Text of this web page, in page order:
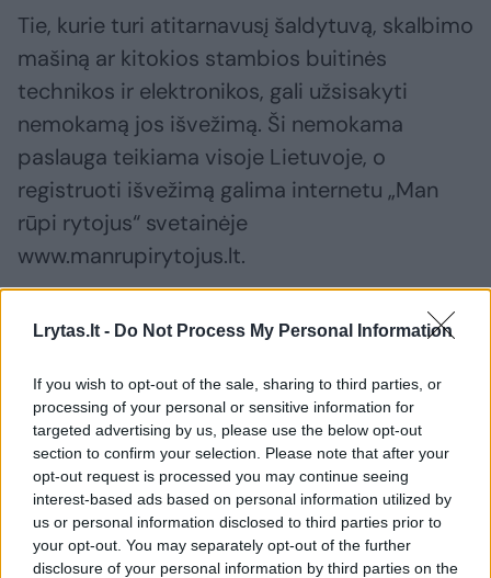
Lrytas.lt - Do Not Process My Personal Information
If you wish to opt-out of the sale, sharing to third parties, or
processing of your personal or sensitive information for
targeted advertising by us, please use the below opt-out
section to confirm your selection. Please note that after your
opt-out request is processed you may continue seeing
interest-based ads based on personal information utilized by
us or personal information disclosed to third parties prior to
your opt-out. You may separately opt-out of the further
disclosure of your personal information by third parties on the
Tie, kurie turi atitarnavusį šaldytuvą, skalbimo
mašiną ar kitokios stambios buitinės
technikos ir elektronikos, gali užsisakyti
nemokamą jos išvežimą. Ši nemokama
paslauga teikiama visoje Lietuvoje, o
registruoti išvežimą galima internetu „Man
rūpi rytojus“ svetainėje
www.manrupirytojus.lt.
Beje, jeigu užsisakysite, pavyzdžiui, orkaitės
visus nebereikalingus smulkius elektronikos
prietaisus ir baterijas.
elektronikos atliekos rūšiavimas
taurieji metalai
Rodyti daugiau žymių